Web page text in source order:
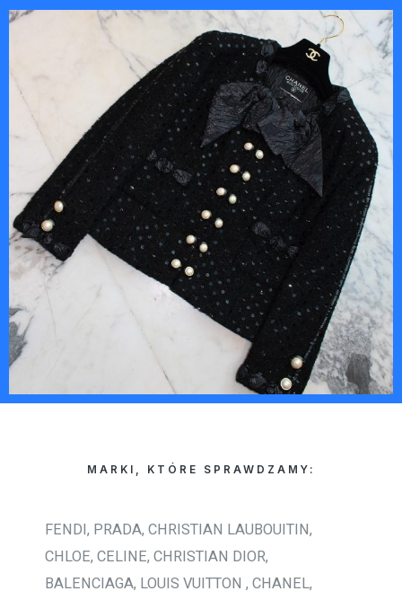
MARKI, KTÓRE SPRAWDZAMY:
FENDI, PRADA, CHRISTIAN LAUBOUITIN,
CHLOE, CELINE, CHRISTIAN DIOR,
BALENCIAGA, LOUIS VUITTON , CHANEL,